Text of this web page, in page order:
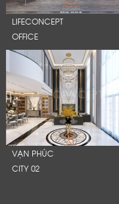
LIFECONCEPT
OFFICE
VẠN PHÚC
CITY 02